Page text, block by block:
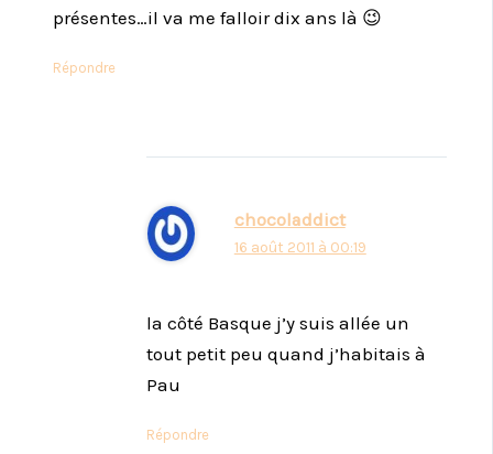
présentes…il va me falloir dix ans là 😉
Répondre
chocoladdict
16 août 2011 à 00:19
la côté Basque j’y suis allée un
tout petit peu quand j’habitais à
Pau
Répondre